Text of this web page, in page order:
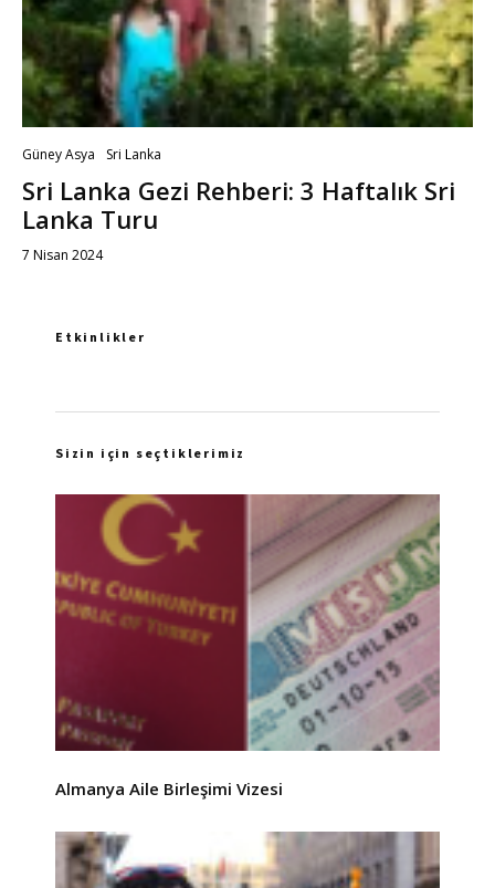
Güney Asya Sri Lanka
Sri Lanka Gezi Rehberi: 3 Haftalık Sri
Lanka Turu
7 Nisan 2024
Etkinlikler
Sizin için seçtiklerimiz
Almanya Aile Birleşimi Vizesi